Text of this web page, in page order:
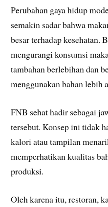
Perubahan gaya hidup
semakin sadar bahwa
besar terhadap kesehatan.
mengurangi konsumsi
tambahan berlebihan dan
menggunakan bahan lebih
FNB sehat hadir sebagai
tersebut. Konsep ini tidak
kalori atau tampilan
memperhatikan kualitas
produksi.
Oleh karena itu, restoran,